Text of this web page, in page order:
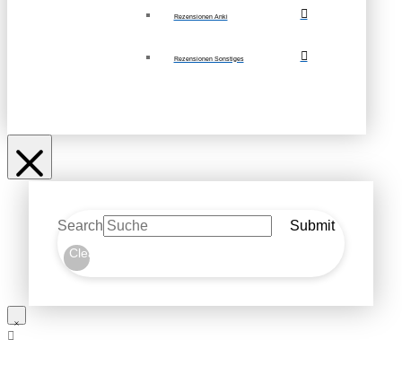
Rezensionen Anki
Rezensionen Sonstiges
Search Submit
Clear